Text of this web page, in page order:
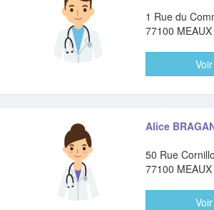
1 Rue du
77100 MEAUX
Alice
50 Rue
77100 MEAUX